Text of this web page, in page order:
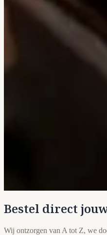
Bestel direct
Wij ontzorgen van A tot Z, we